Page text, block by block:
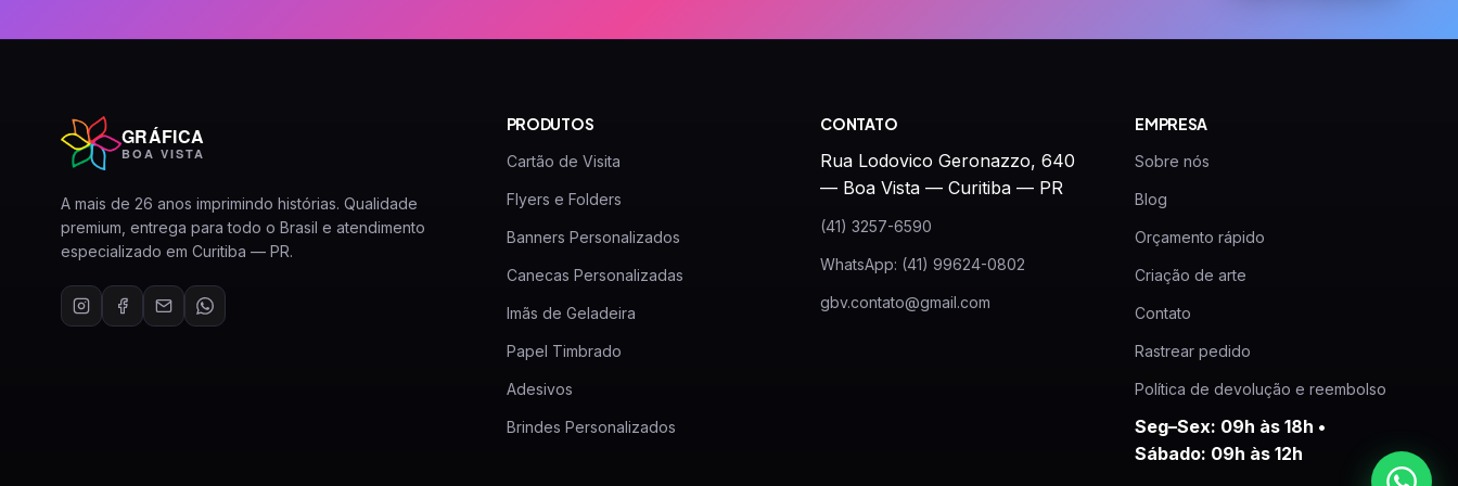
GRÁFICA
BOA VISTA
A mais de 26 anos imprimindo histórias. Qualidade
premium, entrega para todo o Brasil e atendimento
especializado em Curitiba — PR.
PRODUTOS
Cartão de Visita
Flyers e Folders
Banners Personalizados
Canecas Personalizadas
Imãs de Geladeira
Papel Timbrado
Adesivos
Brindes Personalizados
CONTATO
Rua Lodovico Geronazzo, 640
— Boa Vista — Curitiba — PR
(41) 3257-6590
WhatsApp: (41) 99624-0802
gbv.contato@gmail.com
EMPRESA
Sobre nós
Blog
Orçamento rápido
Criação de arte
Contato
Rastrear pedido
Política de devolução e reembolso
Seg–Sex: 09h às 18h •
Sábado: 09h às 12h